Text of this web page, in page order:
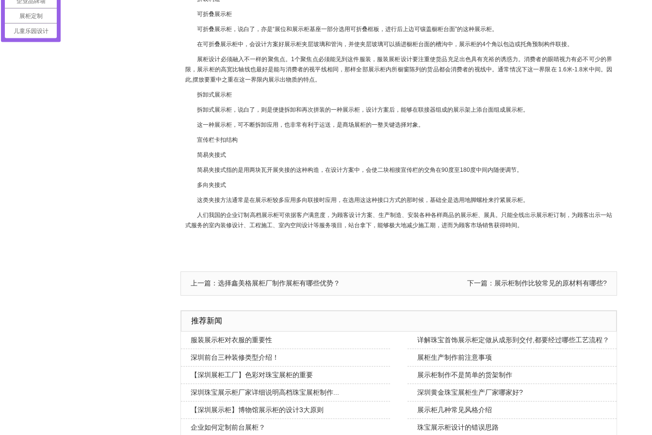
可折叠展示柜
可折叠展示柜，说白了，亦是“展位和展示柜基座一部分选用可折叠框板，进行后上边可镶盖橱柜台面”的这种展示柜。
在可折叠展示柜中，会设计方案好展示柜夹层玻璃和管沟，并使夹层玻璃可以插进橱柜台面的槽沟中，展示柜的4个角以包边或托角预制构件联接。
展柜设计必须融入不一样的聚焦点。1个聚焦点必须能见到这件服装，服装展柜设计要注重使货品充足出色具有充裕的诱惑力。消费者的眼睛视力有必不可少的界
限，展示柜的高宽比轴线也最好是能与消费者的视平线相同，那样全部展示柜内所橱窗陈列的货品都会消费者的视线中。通常情况下这一界限在 1.6米-1.8米中间。因
此,摆放要重中之重在这一界限内展示出物质的特点。
拆卸式展示柜
拆卸式展示柜，说白了，则是便捷拆卸和再次拼装的一种展示柜，设计方案后，能够在联接器组成的展示架上添台面组成展示柜。
这一种展示柜，可不断拆卸应用，也非常有利于运送，是商场展柜的一整关键选择对象。
宣传栏卡扣结构
简易夹接式
简易夹接式指的是用两块瓦开展夹接的这种构造，在设计方案中，会使二块相接宣传栏的交角在90度至180度中间内随便调节。
多向夹接式
这类夹接方法通常是在展示柜较多应用多向联接时应用，在选用这这种接口方式的那时候，基础全是选用地脚螺栓来拧紧展示柜。
人们我国的企业订制高档展示柜可依据客户满意度，为顾客设计方案、生产制造、安裝各种各样商品的展示柜、展具。只能全线出示展示柜订制，为顾客出示一站
式服务的室内装修设计、工程施工、室内空间设计等服务项目，站台拿下，能够极大地减少施工期，进而为顾客市场销售获得時间。
上一篇：选择鑫美格展柜厂制作展柜有哪些优势？ 下一篇：展示柜制作比较常见的原材料有哪些?
推荐新闻
服装展示柜对衣服的重要性
深圳前台三种装修类型介绍！
【深圳展柜工厂】色彩对珠宝展柜的重要
深圳珠宝展示柜厂家详细说明高档珠宝展柜制作...
【深圳展示柜】博物馆展示柜的设计3大原则
企业如何定制前台展柜？
详解珠宝首饰展示柜定做从成形到交付,都要经过哪些工艺流程？
展柜生产制作前注意事项
展示柜制作不是简单的货架制作
深圳黄金珠宝展柜生产厂家哪家好?
展示柜几种常见风格介绍
珠宝展示柜设计的错误思路
展柜定制
儿童乐园设计